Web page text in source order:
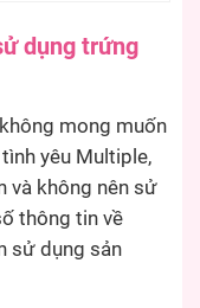
dụng trứng
mong muốn
yêu Multiple,
và không nên sử
thông tin về
sử dụng sản